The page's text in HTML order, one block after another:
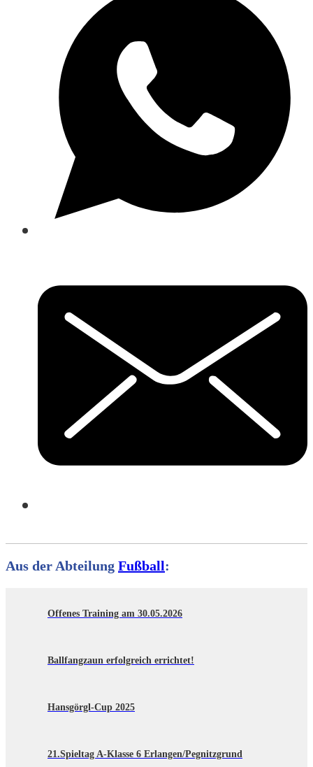
Aus der Abteilung Fußball:
Offenes Training am 30.05.2026
Ballfangzaun erfolgreich errichtet!
Hansgörgl-Cup 2025
21.Spieltag A-Klasse 6 Erlangen/Pegnitzgrund